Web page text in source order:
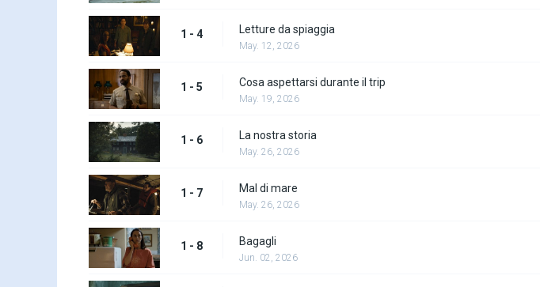
1 - 4 Letture da spiaggia
May. 12, 2026
1 - 5 Cosa aspettarsi durante il trip
May. 19, 2026
1 - 6 La nostra storia
May. 26, 2026
1 - 7 Mal di mare
May. 26, 2026
1 - 8 Bagagli
Jun. 02, 2026